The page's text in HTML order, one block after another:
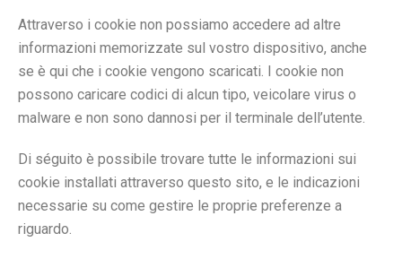
Attraverso i cookie non possiamo accedere ad altre
informazioni memorizzate sul vostro dispositivo, anche
se è qui che i cookie vengono scaricati. I cookie non
possono caricare codici di alcun tipo, veicolare virus o
malware e non sono dannosi per il terminale dell’utente.
Di séguito è possibile trovare tutte le informazioni sui
cookie installati attraverso questo sito, e le indicazioni
necessarie su come gestire le proprie preferenze a
riguardo.